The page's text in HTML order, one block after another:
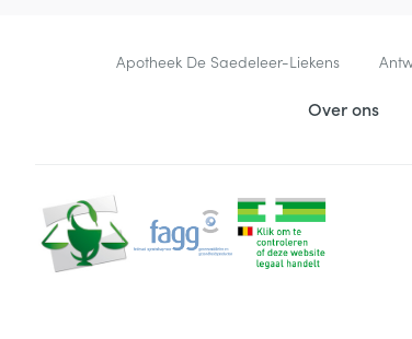
Contacteer ons
Apotheek De Saedeleer-Liekens
Over ons